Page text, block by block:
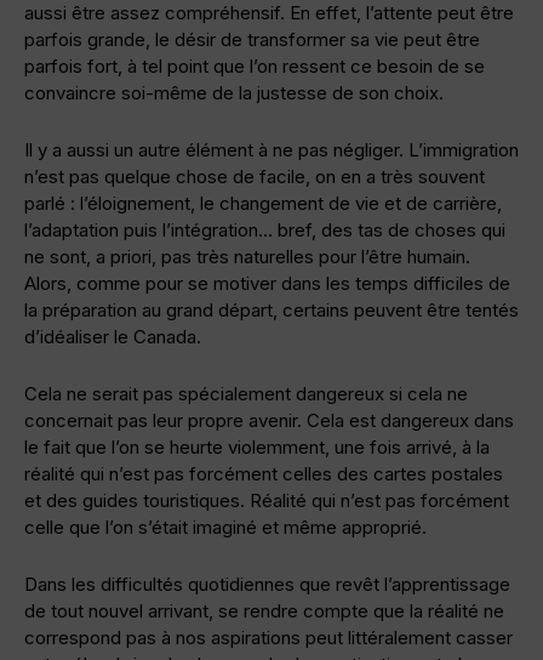
aussi être assez compréhensif. En effet, l’attente peut être
parfois grande, le désir de transformer sa vie peut être
parfois fort, à tel point que l’on ressent ce besoin de se
convaincre soi-même de la justesse de son choix.
Il y a aussi un autre élément à ne pas négliger. L’immigration
n’est pas quelque chose de facile, on en a très souvent
parlé : l’éloignement, le changement de vie et de carrière,
l’adaptation puis l’intégration… bref, des tas de choses qui
ne sont, a priori, pas très naturelles pour l’être humain.
Alors, comme pour se motiver dans les temps difficiles de
la préparation au grand départ, certains peuvent être tentés
d’idéaliser le Canada.
Cela ne serait pas spécialement dangereux si cela ne
concernait pas leur propre avenir. Cela est dangereux dans
le fait que l’on se heurte violemment, une fois arrivé, à la
réalité qui n’est pas forcément celles des cartes postales
et des guides touristiques. Réalité qui n’est pas forcément
celle que l’on s’était imaginé et même approprié.
Dans les difficultés quotidiennes que revêt l’apprentissage
de tout nouvel arrivant, se rendre compte que la réalité ne
correspond pas à nos aspirations peut littéralement casser